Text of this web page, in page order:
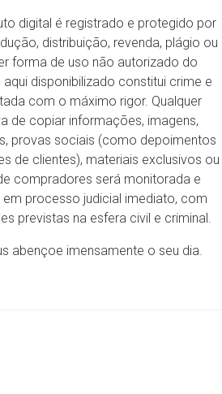
digital é registrado e protegido por
distribuição, revenda, plágio ou
forma de uso não autorizado do
disponibilizado constitui crime e
com o máximo rigor. Qualquer
de copiar informações, imagens,
provas sociais (como depoimentos
de clientes), materiais exclusivos ou
compradores será monitorada e
em processo judicial imediato, com
previstas na esfera civil e criminal.
abençoe imensamente o seu dia.